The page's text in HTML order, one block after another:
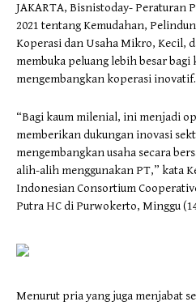
JAKARTA, Bisnistoday- Peraturan
2021 tentang Kemudahan,
Koperasi dan Usaha Mikro, Kecil,
membuka peluang lebih besar
mengembangkan koperasi inovatif.
“Bagi kaum milenial, ini menjadi
memberikan dukungan inovasi
mengembangkan usaha secara
alih-alih menggunakan PT,” kata
Indonesian Consortium
Putra HC di Purwokerto, Minggu
Menurut pria yang juga menjabat